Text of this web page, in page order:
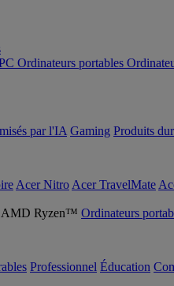
Ordinateurs portables
par l'IA Gaming Produits
Acer Nitro Acer TravelMate
Ordinateurs
Professionnel Éducation